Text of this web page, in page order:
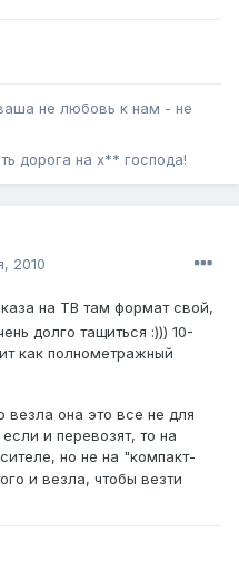
не любовь к нам - не
дорога на х** господа!
2010
на ТВ там формат свой,
долго тащиться :))) 10-
как полнометражный
она это все не для
и перевозят, то на
но не на "компакт-
и везла, чтобы везти